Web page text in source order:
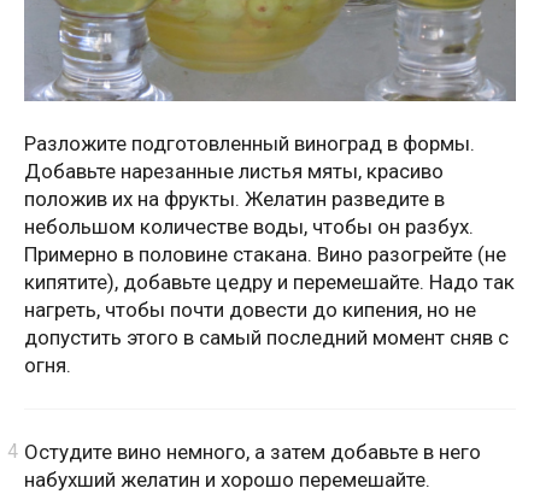
Разложите подготовленный виноград в формы.
Добавьте нарезанные листья мяты, красиво
положив их на фрукты. Желатин разведите в
небольшом количестве воды, чтобы он разбух.
Примерно в половине стакана. Вино разогрейте (не
кипятите), добавьте цедру и перемешайте. Надо так
нагреть, чтобы почти довести до кипения, но не
допустить этого в самый последний момент сняв с
огня.
Остудите вино немного, а затем добавьте в него
набухший желатин и хорошо перемешайте.